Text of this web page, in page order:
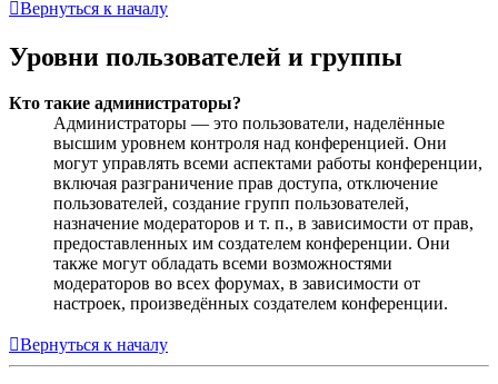
Вернуться к началу
Уровни пользователей и группы
Кто такие администраторы?
Администраторы — это пользователи, наделённые
высшим уровнем контроля над конференцией. Они
могут управлять всеми аспектами работы конференции,
включая разграничение прав доступа, отключение
пользователей, создание групп пользователей,
назначение модераторов и т. п., в зависимости от прав,
предоставленных им создателем конференции. Они
также могут обладать всеми возможностями
модераторов во всех форумах, в зависимости от
настроек, произведённых создателем конференции.
Вернуться к началу